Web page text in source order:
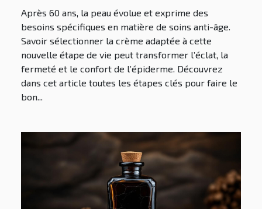
Après 60 ans, la peau évolue et exprime des
besoins spécifiques en matière de soins anti-âge.
Savoir sélectionner la crème adaptée à cette
nouvelle étape de vie peut transformer l’éclat, la
fermeté et le confort de l’épiderme. Découvrez
dans cet article toutes les étapes clés pour faire le
bon...